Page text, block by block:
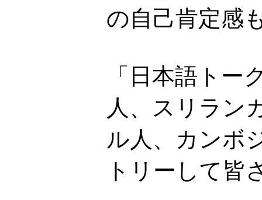
の自己肯定感
「日本語ト
人、スリラン
ル人、カンボ
トリーして皆